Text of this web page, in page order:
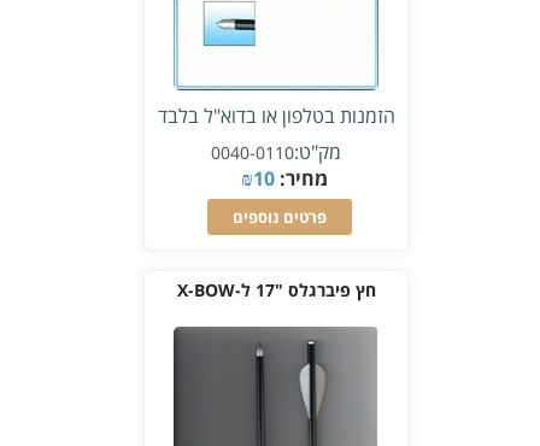
הזמנות בטלפון או בדוא"ל בלבד
מק"ט:0040-0110
מחיר: ₪10
פרטים נוספים
חץ פיברגלס "17 ל-X-BOW